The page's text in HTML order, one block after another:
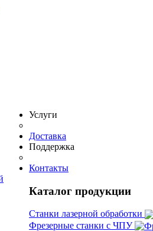
Услуги
Доставка
Поддержка
Контакты
Каталог продукции
Станки лазерной обработки
Фрезерные станки с ЧПУ